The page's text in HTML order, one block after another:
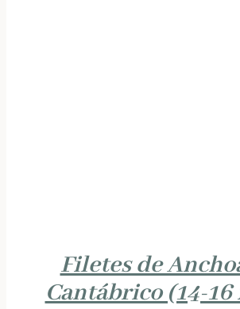
Filetes de
Cantábrico (14-